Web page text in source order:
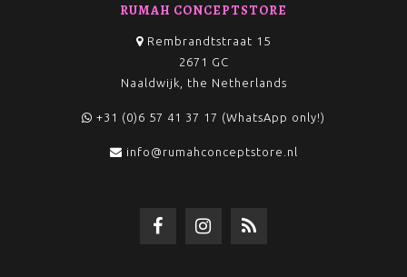
RUMAH CONCEPTSTORE
Rembrandtstraat 15
2671 GC
Naaldwijk, the Netherlands
+31 (0)6 57 41 37 17 (WhatsApp only!)
info@rumahconceptstore.nl